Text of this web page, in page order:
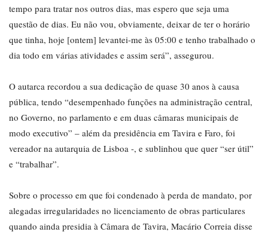
tempo para tratar nos outros dias, mas espero que seja uma
questão de dias. Eu não vou, obviamente, deixar de ter o horário
que tinha, hoje [ontem] levantei-me às 05:00 e tenho trabalhado o
dia todo em várias atividades e assim será”, assegurou.
O autarca recordou a sua dedicação de quase 30 anos à causa
pública, tendo “desempenhado funções na administração central,
no Governo, no parlamento e em duas câmaras municipais de
modo executivo” – além da presidência em Tavira e Faro, foi
vereador na autarquia de Lisboa -, e sublinhou que quer “ser útil”
e “trabalhar”.
Sobre o processo em que foi condenado à perda de mandato, por
alegadas irregularidades no licenciamento de obras particulares
quando ainda presidia à Câmara de Tavira, Macário Correia disse